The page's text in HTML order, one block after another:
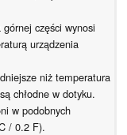
części wynosi
urządzenia
niż temperatura
chłodne w dotyku.
w podobnych
/ 0.2 F).